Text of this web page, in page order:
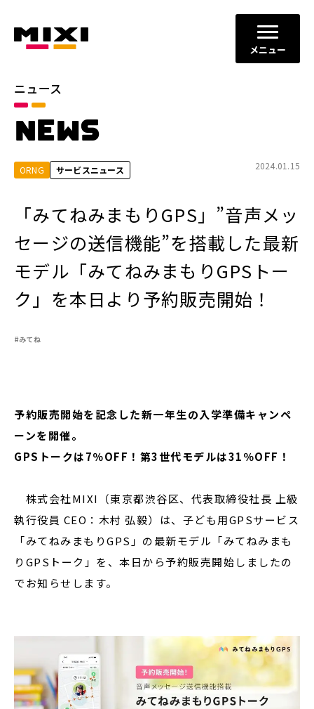
メニュー
ニュース
NEWS
ORNG サービスニュース 2024.01.15
「みてねみまもりGPS」”音声メッ
セージの送信機能”を搭載した最新
モデル「みてねみまもりGPSトー
ク」を本日より予約販売開始！
#みてね
予約販売開始を記念した新一年生の入学準備キャンペ
ーンを開催。
GPSトークは7％OFF！第3世代モデルは31％OFF！
株式会社MIXI（東京都渋谷区、代表取締役社長 上級
執行役員 CEO：⽊村 弘毅）は、子ども用GPSサービス
「みてねみまもりGPS」の最新モデル「みてねみまも
りGPSトーク」を、本日から予約販売開始しましたの
でお知らせします。
カテゴリ
お知らせ
2026年 2025年